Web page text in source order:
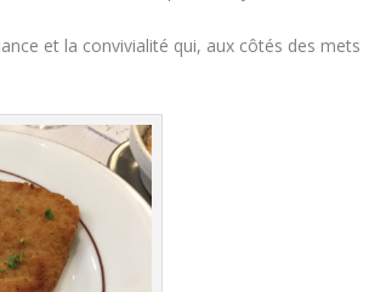
et la convivialité qui, aux côtés des mets